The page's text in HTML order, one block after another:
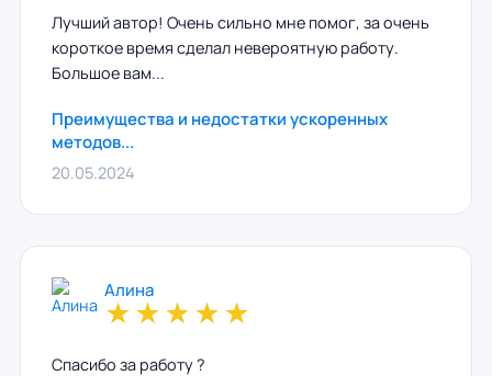
Лучший автор! Очень сильно мне помог, за очень
короткое время сделал невероятную работу.
Большое вам...
Преимущества и недостатки ускоренных
методов...
20.05.2024
Алина
★★★★★
Спасибо за работу ?